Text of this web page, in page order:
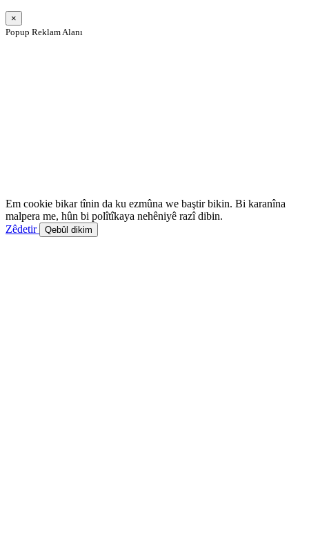
×
Popup Reklam Alanı
Em cookie bikar tînin da ku ezmûna we baştir bikin. Bi karanîna
malpera me, hûn bi polîtîkaya nehêniyê razî dibin.
Zêdetir
Qebûl dikim